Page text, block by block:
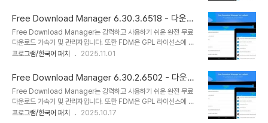
하고 결정을 내릴 수 있도록 합..
품은 직관적이고 사용자 친화적인 인터페이스로 잘 알려져 있습니다.
FDM은 사이트 관리자, 가속기, 사이트 탐색기 및 스케줄러로 작동할
수 있습니다. FDM은 손상된 다운로드를 재개할 수 있습니다. 따라서
우연한 중단 후 처음부터 다운로드 프로세스를 시작할 필요가 없습니
다. 중단된 순간부터 완료되지 않은 다운로드를 재개할 수 있습니다.
하고 결정을 내릴 수 있도록 합..
Free Download Manager 6.30.3.6518 - 다운로
드 관리자 및 가속기
Free Download Manager는 강력하고 사용하기 쉬운 완전 무료
다운로드 가속기 및 관리자입니다. 또한 FDM은 GPL 라이선스에 따
라 배포되는 100% 안전한 오픈 소스 소프트웨어입니다. FDM은 가
품은 직관적이고 사용자 친화적인 인터페이스로 잘 알려져 있습니다.
FDM은 사이트 관리자, 가속기, 사이트 탐색기 및 스케줄러로 작동할
수 있습니다. FDM은 손상된 다운로드를 재개할 수 있습니다. 따라서
우연한 중단 후 처음부터 다운로드 프로세스를 시작할 필요가 없습니
다. 중단된 순간부터 완료되지 않은 다운로드를 재개할 수 있습니다.
프로그램/한국어 패치 2025.11.01
Free Download Manager 6.30.2.6502 - 다운로
드 관리자 및 가속기
Free Download Manager는 강력하고 사용하기 쉬운 완전 무료
다운로드 가속기 및 관리자입니다. 또한 FDM은 GPL 라이선스에 따
라 배포되는 100% 안전한 오픈 소스 소프트웨어입니다. FDM은 가
프로그램/한국어 패치 2025.10.17